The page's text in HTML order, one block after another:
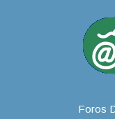
Foros